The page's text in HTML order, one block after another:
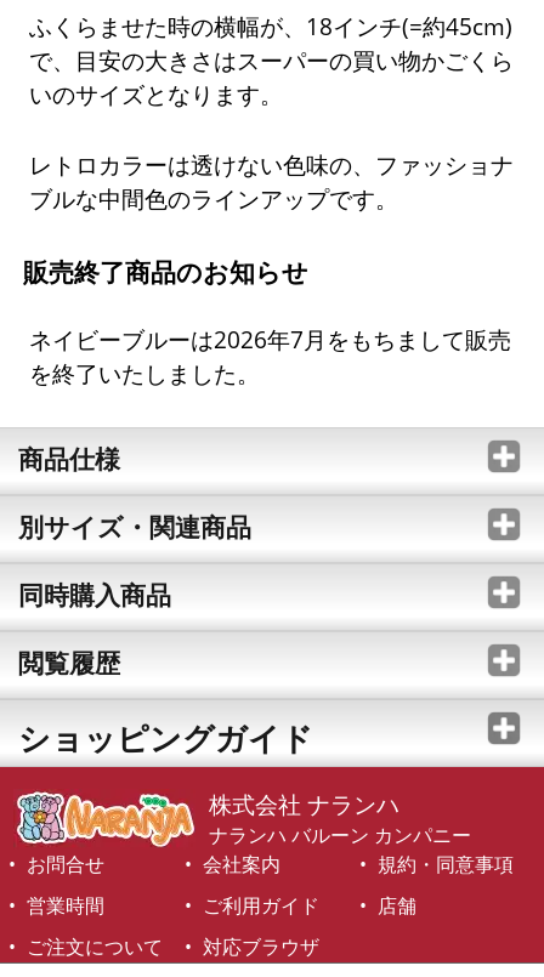
ふくらませた時の横幅が、18インチ(=約45cm)
で、目安の大きさはスーパーの買い物かごくら
いのサイズとなります。
レトロカラーは透けない色味の、ファッショナ
ブルな中間色のラインアップです。
販売終了商品のお知らせ
ネイビーブルーは2026年7月をもちまして販売
を終了いたしました。
商品仕様
別サイズ・関連商品
同時購入商品
閲覧履歴
ショッピングガイド
株式会社 ナランハ
ナランハ バルーン カンパニー
お問合せ
会社案内
規約・同意事項
営業時間
ご利用ガイド
店舗
ご注文について
対応ブラウザ